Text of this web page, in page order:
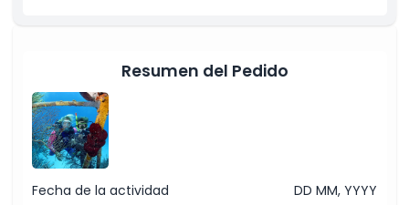
Política de Cancelación
Resumen del Pedido
Fecha de la actividad
DD MM, YYYY